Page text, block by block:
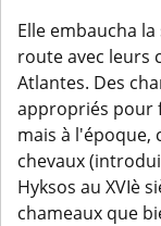
Elle embaucha
route avec leurs
Atlantes. Des
appropriés pour
mais à l'époque,
chevaux
Hyksos au XVIè
chameaux que